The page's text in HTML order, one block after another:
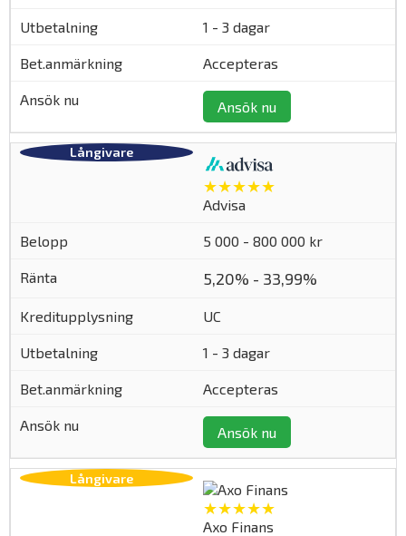
1 - 3 dagar
Accepteras
Ansök nu
★★★★★
Advisa
5 000 - 800 000 kr
5,20% - 33,99%
UC
1 - 3 dagar
Accepteras
Ansök nu
★★★★★
Axo Finans